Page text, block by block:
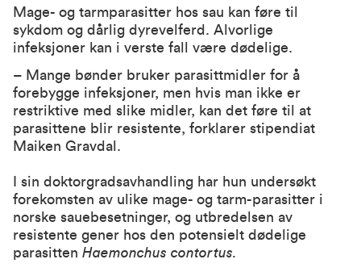
Mage- og tarmparasitter hos sau kan føre til
sykdom og dårlig dyrevelferd. Alvorlige
infeksjoner kan i verste fall være dødelige.
– Mange bønder bruker parasittmidler for å
forebygge infeksjoner, men hvis man ikke er
restriktive med slike midler, kan det føre til at
parasittene blir resistente, forklarer stipendiat
Maiken Gravdal.
I sin doktorgradsavhandling har hun undersøkt
forekomsten av ulike mage- og tarm-parasitter i
norske sauebesetninger, og utbredelsen av
resistente gener hos den potensielt dødelige
parasitten Haemonchus contortus.